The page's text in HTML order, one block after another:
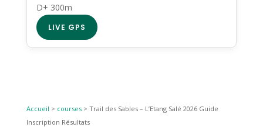
D+ 300m
LIVE GPS
Accueil > courses> Trail des Sables – L’Etang Salé 2026 Guide
Inscription Résultats